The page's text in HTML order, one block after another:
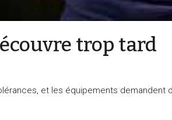
trop tard
et les équipements demandent